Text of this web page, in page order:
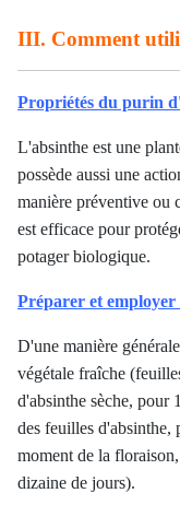
III. Comment
Propriétés du purin
L'absinthe est une
possède aussi une
manière préventive ou
est efficace pour
potager biologique.
Préparer et
D'une manière
végétale fraîche
d'absinthe sèche, pour
des feuilles d'absinthe,
moment de la
dizaine de jours).